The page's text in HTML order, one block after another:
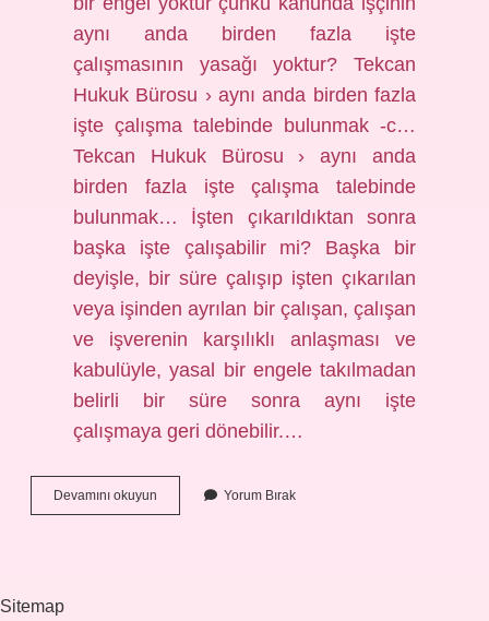
aynı anda birden fazla işte
çalışmasının yasağı yoktur? Tekcan
Hukuk Bürosu › aynı anda birden fazla
işte çalışma talebinde bulunmak -c…
Tekcan Hukuk Bürosu › aynı anda
birden fazla işte çalışma talebinde
bulunmak… İşten çıkarıldıktan sonra
başka işte çalışabilir mi? Başka bir
deyişle, bir süre çalışıp işten çıkarılan
veya işinden ayrılan bir çalışan, çalışan
ve işverenin karşılıklı anlaşması ve
kabulüyle, yasal bir engele takılmadan
belirli bir süre sonra aynı işte
çalışmaya geri dönebilir.…
Devamını okuyun
Almadan
Yorum Bırak
Sitemap